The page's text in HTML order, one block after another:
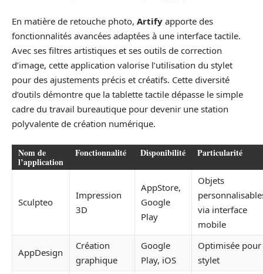
En matière de retouche photo, Artify apporte des
fonctionnalités avancées adaptées à une interface tactile.
Avec ses filtres artistiques et ses outils de correction
d’image, cette application valorise l’utilisation du stylet
pour des ajustements précis et créatifs. Cette diversité
d’outils démontre que la tablette tactile dépasse le simple
cadre du travail bureautique pour devenir une station
polyvalente de création numérique.
Nom de
l’application
Fonctionnalité Disponibilité Particularité
Sculpteo
Impression
3D
AppStore,
Google
Play
Objets
via interface
mobile
AppDesign
Création
graphique
Google
Play, iOS
Optimisée pour
stylet